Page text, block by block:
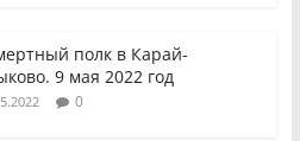
полк в Карай-
9 мая 2022 год
0